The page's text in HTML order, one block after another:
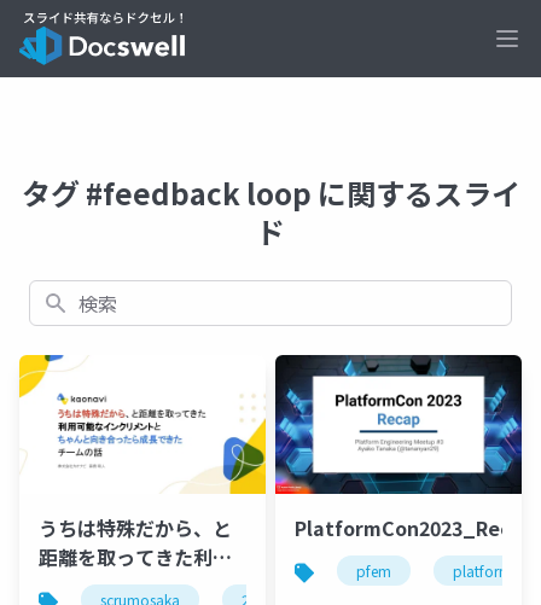
タグ #feedback loop に関するスライ
ド
検索
うちは特殊だから、と
距離を取ってきた利用
可能なインクリメント
scrumosaka 2023
pfem platform